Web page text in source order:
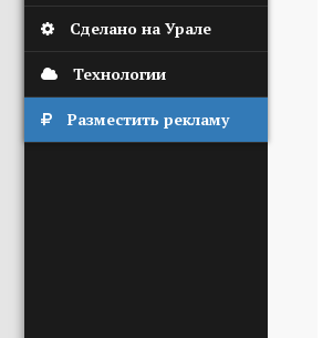
Сделано на Урале
Технологии
Разместить рекламу